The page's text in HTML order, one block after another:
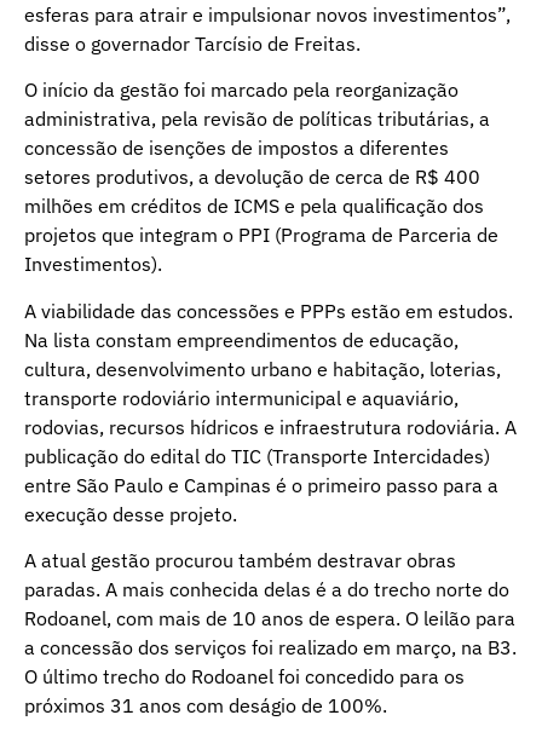
esferas para atrair e impulsionar novos investimentos”,
disse o governador Tarcísio de Freitas.
O início da gestão foi marcado pela reorganização
administrativa, pela revisão de políticas tributárias, a
concessão de isenções de impostos a diferentes
setores produtivos, a devolução de cerca de R$ 400
milhões em créditos de ICMS e pela qualificação dos
projetos que integram o PPI (Programa de Parceria de
Investimentos).
A viabilidade das concessões e PPPs estão em estudos.
Na lista constam empreendimentos de educação,
cultura, desenvolvimento urbano e habitação, loterias,
transporte rodoviário intermunicipal e aquaviário,
rodovias, recursos hídricos e infraestrutura rodoviária. A
publicação do edital do TIC (Transporte Intercidades)
entre São Paulo e Campinas é o primeiro passo para a
execução desse projeto.
A atual gestão procurou também destravar obras
paradas. A mais conhecida delas é a do trecho norte do
Rodoanel, com mais de 10 anos de espera. O leilão para
a concessão dos serviços foi realizado em março, na B3.
O último trecho do Rodoanel foi concedido para os
próximos 31 anos com deságio de 100%.